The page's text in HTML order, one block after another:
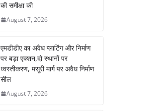
की समीक्षा की
August 7, 2026
एमडीडीए का अवैध प्लाटिंग और निर्माण
पर बड़ा एक्शन,दो स्थानों पर
ध्वस्तीकरण, मसूरी मार्ग पर अवैध निर्माण
सील
August 7, 2026